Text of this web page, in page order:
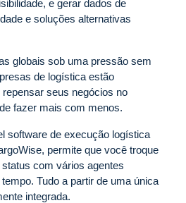
e gerar dados de
e soluções alternativas
globais sob uma pressão sem
de logística estão
seus negócios no
fazer mais com menos.
software de execução logística
permite que você troque
com vários agentes
Tudo a partir de uma única
integrada.